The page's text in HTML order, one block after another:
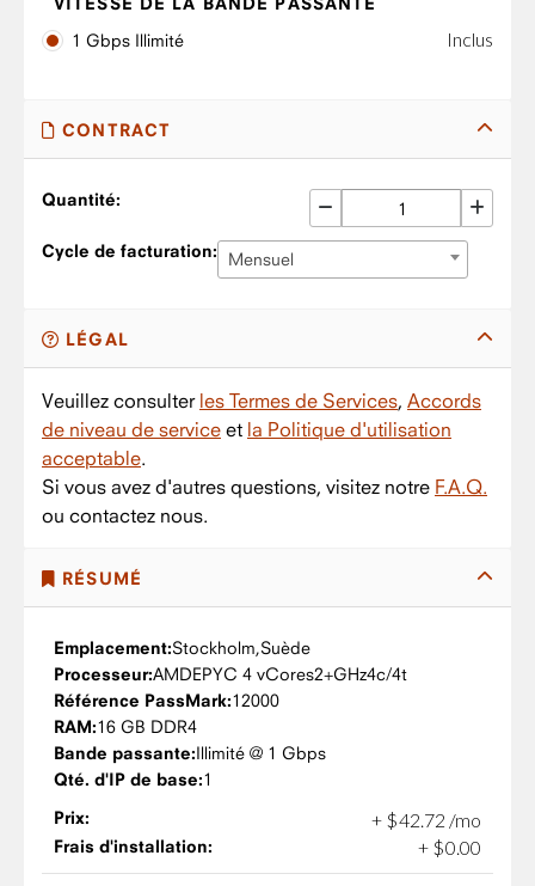
1 Gbps Illimité
Inclus
CONTRACT
Quantité:
Cycle de facturation: Mensuel
LÉGAL
Veuillez consulter les Termes de Services, Accords
de niveau de service et la Politique d'utilisation
acceptable.
Si vous avez d'autres questions, visitez notre F.A.Q.
ou contactez nous.
RÉSUMÉ
Emplacement:Stockholm,Suède
Processeur:AMDEPYC 4 vCores2+GHz4c/4t
Référence PassMark:12000
RAM:16 GB DDR4
Bande passante:Illimité @ 1 Gbps
Qté. d'IP de base:1
Prix:
+ $42 72 /mo
Frais d'installation: + $0.00